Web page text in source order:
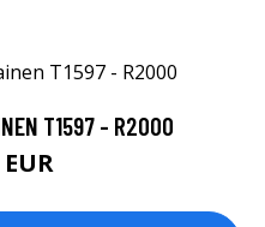
T1597 - R2000